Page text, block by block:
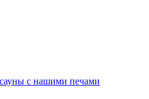
с нашими печами